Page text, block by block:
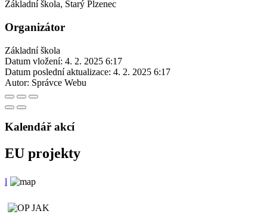
Základní škola, Starý Plzenec
Organizátor
Základní škola
Datum vložení: 4. 2. 2025 6:17
Datum poslední aktualizace: 4. 2. 2025 6:17
Autor: Správce Webu
Kalendář akcí
EU projekty
l